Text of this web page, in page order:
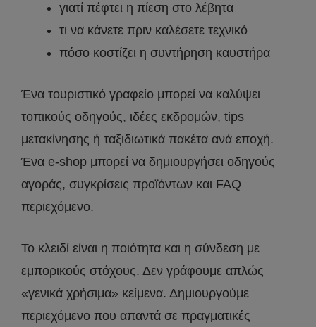
γιατί πέφτει η πίεση στο λέβητα
τι να κάνετε πριν καλέσετε τεχνικό
πόσο κοστίζει η συντήρηση καυστήρα
Ένα τουριστικό γραφείο μπορεί να καλύψει
τοπικούς οδηγούς, ιδέες εκδρομών, tips
μετακίνησης ή ταξιδιωτικά πακέτα ανά εποχή.
Ένα e-shop μπορεί να δημιουργήσει οδηγούς
αγοράς, συγκρίσεις προϊόντων και FAQ
περιεχόμενο.
Το κλειδί είναι η ποιότητα και η σύνδεση με
εμπορικούς στόχους. Δεν γράφουμε απλώς
«γενικά χρήσιμα» κείμενα. Δημιουργούμε
περιεχόμενο που απαντά σε πραγματικές